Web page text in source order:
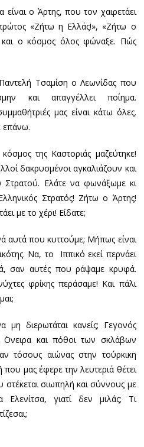
είναι ο Άρτης, που τον χαιρετάει
«Ζήτω η Ελλάς!», «Ζήτω ο
και ο κόσμος όλος φώναξε. Πώς
Τσαμίση ο Λεωνίδας που
και απαγγέλλει ποίημα.
μας είναι κάτω όλες.
επάνω.
της Καστοριάς μαζεύτηκε!
δακρυσμένοι αγκαλιάζουν και
Στρατού. Ελάτε να φωνάξωμε κι
Στρατός! Ζήτω ο Άρτης!
με το χέρι! Είδατε;
αυτά που κυττούμε; Μήπως είναι
Να, το Ιππικό εκεί περνάει
σαν αυτές που ράψαμε κρυφά.
φρίκης περάσαμε! Και πάλι
διερωτάται κανείς; Γεγονός
΄Ονειρα και πόθοι των σκλάβων
τόσους αιώνας στην τούρκικη
μας έφερε την λευτεριά θέτει
στέκεται σιωπηλή και σύννους με
γιατί δεν μιλάς; Τι